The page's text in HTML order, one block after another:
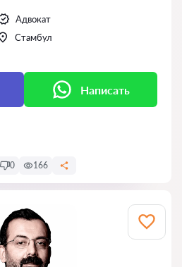
Адвокат
Стамбул
Написать
0 166